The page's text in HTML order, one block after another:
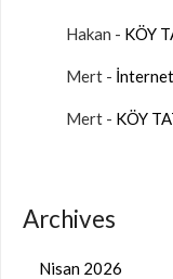
Hakan - KÖY
Mert -
Mert - KÖY
Archives
Nisan 2026